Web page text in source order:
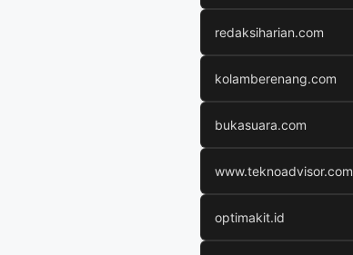
redaksiharian.com
kolamberenang.com
bukasuara.com
www.teknoadvisor.com
optimakit.id